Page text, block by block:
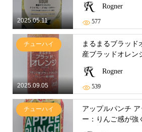
2025.05.11
Rogner
577
2025.09.05
チューハイ
まるまるブラッド
産ブラッドオレン
Rogner
539
チューハイ
アップルパンチ
ー：りんご感が強